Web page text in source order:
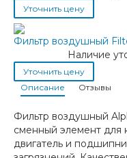
Уточнить цену
Фильтр воздушный
Наличие
Уточнить цену
Описание
Отзывы
Фильтр воздушный
сменный элемент
двигатель и